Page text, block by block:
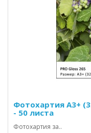
Фотохартия А3+
- 50 листа
Фотохартия за..